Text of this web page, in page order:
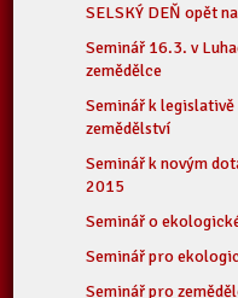
SELSKÝ DEŇ opět
Seminář 16.3. v
zemědělce
Seminář k
zemědělství
Seminář k novým
2015
Seminář o
Seminář pro
Seminář pro